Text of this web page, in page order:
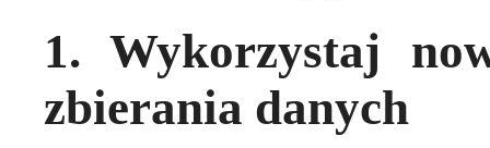
1. Wykorzystaj
zbierania danych